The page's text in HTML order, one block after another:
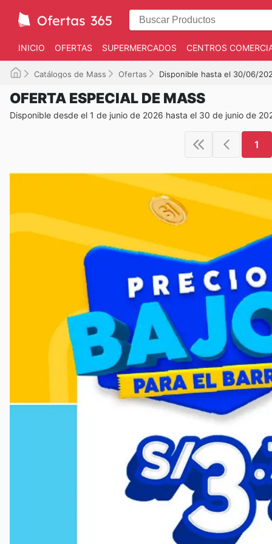
INICIO OFERTAS SUPERMERCADOS CENTROS
Catálogos de Mass Ofertas Disponible hasta el 30/06/
OFERTA ESPECIAL DE MASS
Disponible desde el 1 de junio de 2026 hasta el 30 de junio de
1